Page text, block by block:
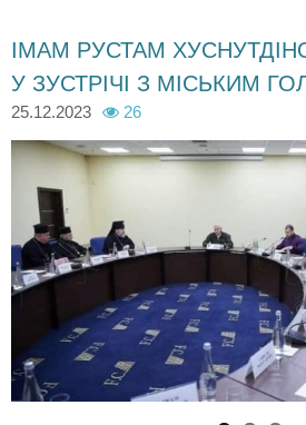
є
тут
ІМАМ РУСТАМ
У ЗУСТРІЧІ З МІСЬКИМ
25.12.2023 26
a
k
a
k
a
k